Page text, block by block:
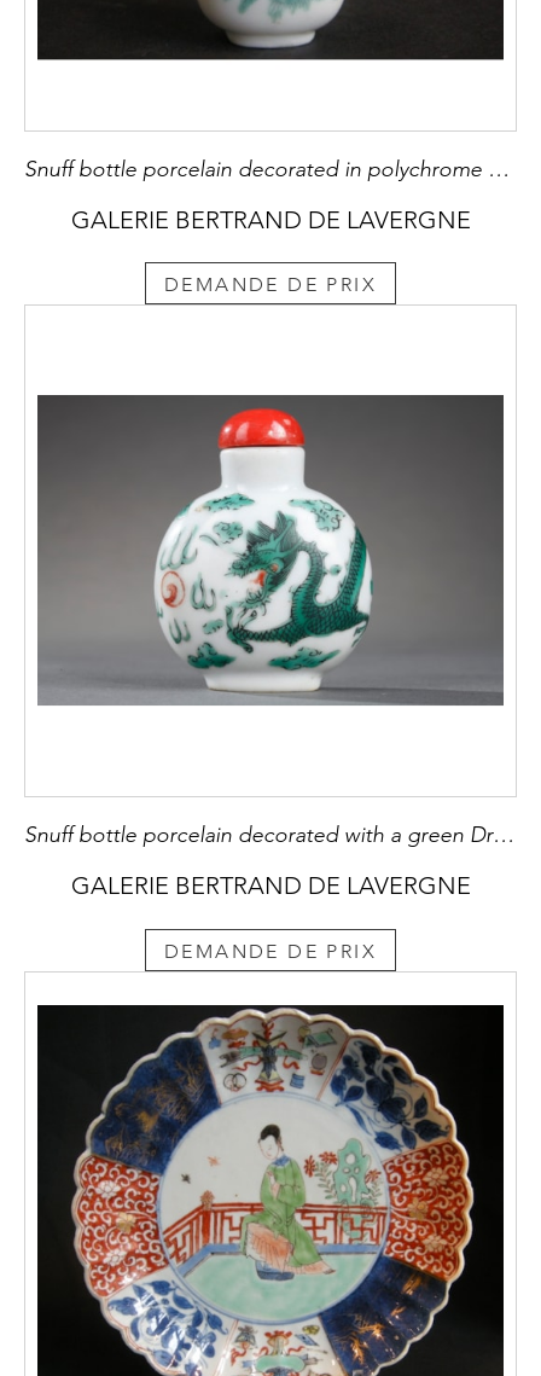
Snuff bottle porcelain decorated in polychrome crab
GALERIE BERTRAND DE LAVERGNE
DEMANDE DE PRIX
Snuff bottle porcelain decorated with a green Dragon
GALERIE BERTRAND DE LAVERGNE
DEMANDE DE PRIX